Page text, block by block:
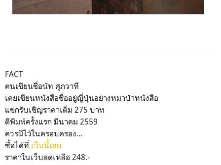
FACT
คนเขียนชื่อนัท ศุภวาที
เคยเขียนหนังสือชื่ออยู่ญี่ปุ่นอย่างหมาป่าหนังสือ
แขกรับเชิญราคาเต็ม 275 บาท
ตีพิมพ์ครั้งแรก มีนาคม 2559
ควรมีไว้ในครอบครอง...
ซื้อได้ที่ เว็บนี้เลย
ราคาในเว็บลดเหลือ 248.-